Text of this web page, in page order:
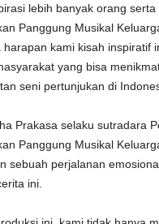
lebih banyak orang
Panggung Musikal
harapan kami kisah inspiratif
yang bisa
seni pertunjukan di
Prakasa selaku sutradara
Panggung Musikal
sebuah perjalanan
ini.